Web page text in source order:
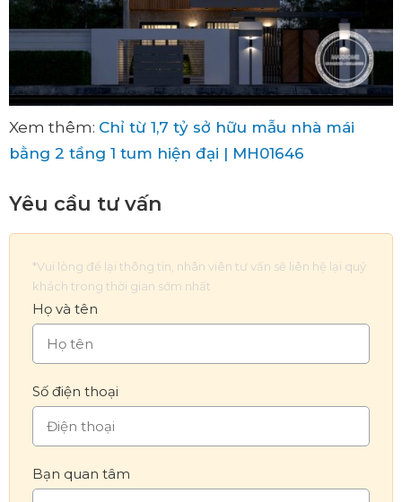
Xem thêm: Chỉ từ 1,7 tỷ sở hữu mẫu nhà mái
bằng 2 tầng 1 tum hiện đại | MH01646
Yêu cầu tư vấn
*Vui lòng để lại thông tin, nhân viên tư vấn sẽ liên hệ lại quý
khách trong thời gian sớm nhất
Họ và tên
Số điện thoại
Bạn quan tâm